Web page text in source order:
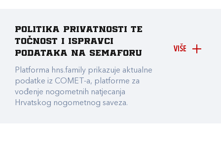
VIŠE
Politika privatnosti te
točnost i ispravci
podataka na Semaforu
Platforma hns.family prikazuje aktualne
podatke iz COMET-a, platforme za
vođenje nogometnih natjecanja
Hrvatskog nogometnog saveza.